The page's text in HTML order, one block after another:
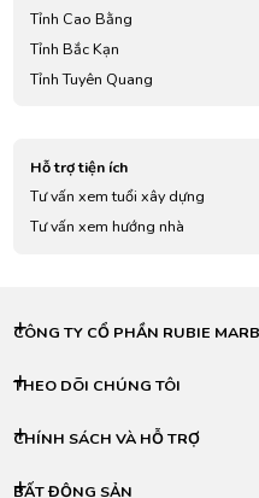
Tỉnh Cao Bằng
Tỉnh Bắc Kạn
Tỉnh Tuyên Quang
Tỉnh Lai Châu
Tỉnh Sơn La
Tỉnh Yên Bái
Tỉnh Lạng Sơn
Tỉnh Bắc Giang
Tỉnh Vĩnh Phúc
Hỗ trợ tiện ích
Tư vấn xem tuổi xây dựng
Tư vấn xem hướng nhà
CÔNG TY CỔ PHẦN RUBIE
THEO DÕI CHÚNG TÔI
CHÍNH SÁCH VÀ HỖ TRỢ
BẤT ĐỘNG SẢN